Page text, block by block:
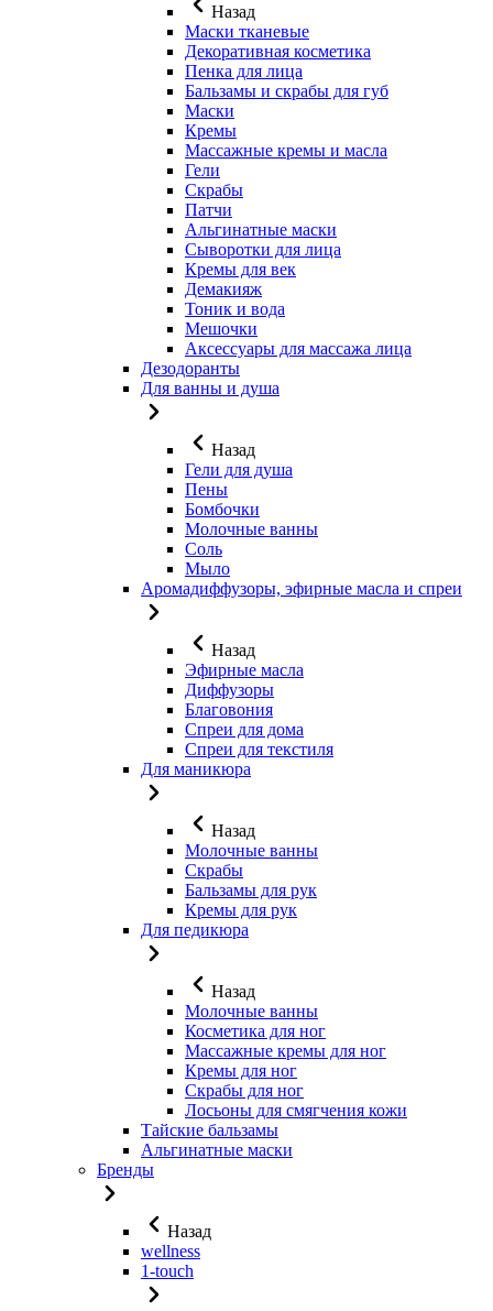
Назад
Маски тканевые
Декоративная косметика
Пенка для лица
Бальзамы и скрабы для губ
Маски
Кремы
Массажные кремы и масла
Гели
Скрабы
Патчи
Альгинатные маски
Сыворотки для лица
Кремы для век
Демакияж
Тоник и вода
Мешочки
Аксессуары для массажа лица
Дезодоранты
Для ванны и душа
Назад
Гели для душа
Пены
Бомбочки
Молочные ванны
Соль
Мыло
Аромадиффузоры, эфирные масла и спреи
Назад
Эфирные масла
Диффузоры
Благовония
Спреи для дома
Спреи для текстиля
Для маникюра
Назад
Молочные ванны
Скрабы
Бальзамы для рук
Кремы для рук
Для педикюра
Назад
Молочные ванны
Косметика для ног
Массажные кремы для ног
Кремы для ног
Скрабы для ног
Лосьоны для смягчения кожи
Тайские бальзамы
Альгинатные маски
Бренды
Назад
wellness
1-touch